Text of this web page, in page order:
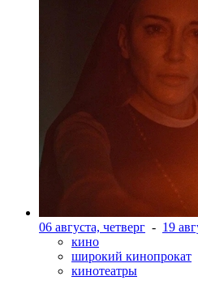
06 августа, четверг - 19
кино
широкий кинопрокат
кинотеатры